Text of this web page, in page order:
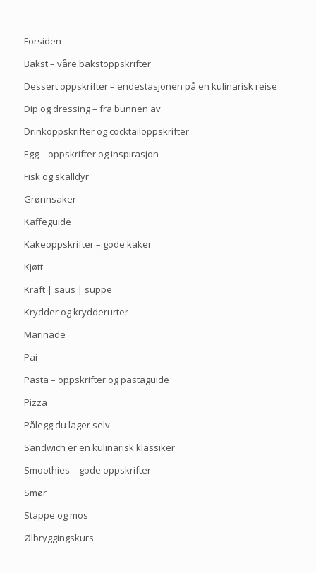
Forsiden
Bakst – våre bakstoppskrifter
Dessert oppskrifter – endestasjonen på en kulinarisk reise
Dip og dressing – fra bunnen av
Drinkoppskrifter og cocktailoppskrifter
Egg – oppskrifter og inspirasjon
Fisk og skalldyr
Grønnsaker
Kaffeguide
Kakeoppskrifter – gode kaker
Kjøtt
Kraft | saus | suppe
Krydder og krydderurter
Marinade
Pai
Pasta – oppskrifter og pastaguide
Pizza
Pålegg du lager selv
Sandwich er en kulinarisk klassiker
Smoothies – gode oppskrifter
Smør
Stappe og mos
Ølbryggingskurs